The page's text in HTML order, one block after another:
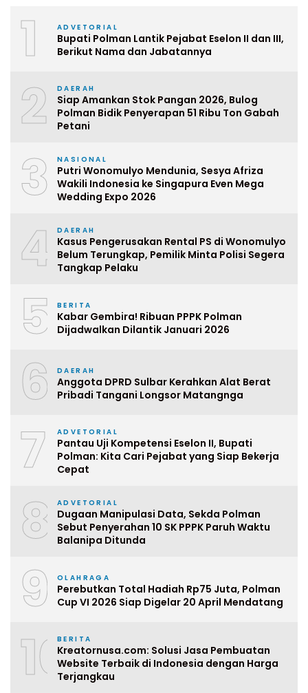
1 ADVETORIAL
Bupati Polman Lantik Pejabat Eselon II dan III,
Berikut Nama dan Jabatannya
2 DAERAH
Siap Amankan Stok Pangan 2026, Bulog
Polman Bidik Penyerapan 51 Ribu Ton Gabah
Petani
3 NASIONAL
Putri Wonomulyo Mendunia, Sesya Afriza
Wakili Indonesia ke Singapura Even Mega
Wedding Expo 2026
4 DAERAH
Kasus Pengerusakan Rental PS di Wonomulyo
Belum Terungkap, Pemilik Minta Polisi Segera
Tangkap Pelaku
5 BERITA
Kabar Gembira! Ribuan PPPK Polman
Dijadwalkan Dilantik Januari 2026
6 DAERAH
Anggota DPRD Sulbar Kerahkan Alat Berat
Pribadi Tangani Longsor Matangnga
7 ADVETORIAL
Pantau Uji Kompetensi Eselon II, Bupati
Polman: Kita Cari Pejabat yang Siap Bekerja
Cepat
8 ADVETORIAL
Dugaan Manipulasi Data, Sekda Polman
Sebut Penyerahan 10 SK PPPK Paruh Waktu
Balanipa Ditunda
9 OLAHRAGA
Perebutkan Total Hadiah Rp75 Juta, Polman
Cup VI 2026 Siap Digelar 20 April Mendatang
10BERITA
Kreatornusa.com: Solusi Jasa Pembuatan
Website Terbaik di Indonesia dengan Harga
Terjangkau